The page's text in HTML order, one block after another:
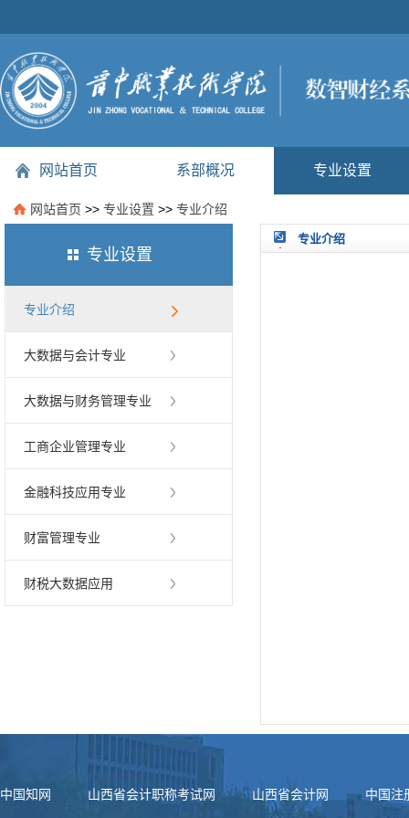
网站首页 系部概况 专业设置
网站首页 >> 专业设置 >> 专业介绍
专业设置
专业介绍
大数据与会计专业
大数据与财务管理专业
工商企业管理专业
金融科技应用专业
财富管理专业
财税大数据应用
专业介绍
中国知网 山西省会计职称考试网 山西省会计网 中国注